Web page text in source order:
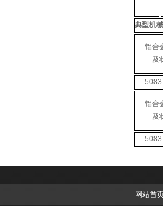
典型机
铝合
及
铝合
及
网站首